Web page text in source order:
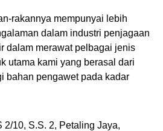
rakannya mempunyai lebih
dalam industri penjagaan
dalam merawat pelbagai jenis
utama kami yang berasal dari
bahan pengawet pada kadar
2/10, S.S. 2, Petaling Jaya,